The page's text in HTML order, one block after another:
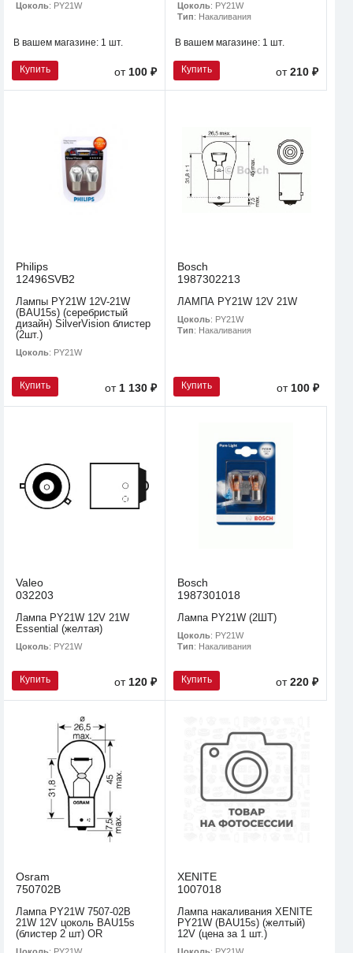
Цоколь: PY21W
В вашем магазине: 1 шт.
Купить от 100 ₽
Цоколь: PY21W
Тип: Накаливания
В вашем магазине: 1 шт.
Купить от210 ₽
Philips
12496SVB2
Лампы PY21W 12V-21W
(BAU15s) (серебристый
дизайн) SilverVision блистер
(2шт.)
Цоколь: PY21W
Купить от 1 130 ₽
Bosch
1987302213
ЛАМПА PY21W 12V 21W
Цоколь: PY21W
Тип: Накаливания
Купить от 100 ₽
Valeo
032203
Лампа PY21W 12V 21W
Essential (желтая)
Цоколь: PY21W
Купить от 120 ₽
Bosch
1987301018
Лампа PY21W (2ШТ)
Цоколь: PY21W
Тип: Накаливания
Купить от220 ₽
Osram
750702B
Лампа PY21W 7507-02B
21W 12V цоколь BAU15s
(блистер 2 шт) OR
XENITE
1007018
Лампа накаливания XENITE
PY21W (BAU15s) (желтый)
12V (цена за 1 шт.)